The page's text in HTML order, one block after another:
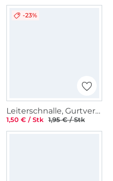
-23%
Leiterschnalle, Gurtversteller Metall 40 mm, glänzend anthrazit
1,50 € / Stk 1,95 € / Stk